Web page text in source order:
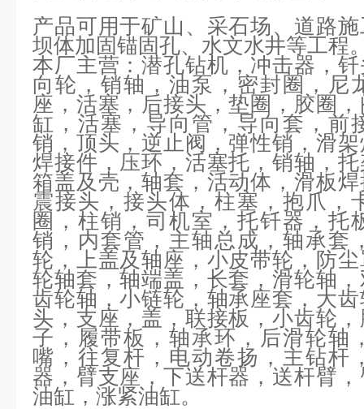
产品可用于矿山、采石场、道路
坝体加固锚固孔、水文水井等工程
本厂主营：潜孔钻机，冲击器，
向轮，销轴，油泵，密封圈，尼
座，活塞，后接头，垫圈，胶圈
缸，活塞，导向管，导向套，前
销，顶头，逆止阀，弹性销，滑
焊接件，压环，活塞托，销轴，
箱盖及壳，轴套，活动体，滑板
震接头，接头体，柱塞，抱爪，
圈，柱销，司机室，托钎器，托
销，内套管，主轴总成，轴承套
轮，上盖及轴座，小皮带轮，防
轮轴套，轴端盖，长套，滑轮轴
齿轮轴，小链轮，轴承座套，大
头，支座，盖，联接板，小齿轮
子，履带板，轴承环，后滑轮轴
嘴，往复杆，电动卷扬，主钻杆
器，臂支座，下送杆器，送杆臂
油缸，涨紧油缸。